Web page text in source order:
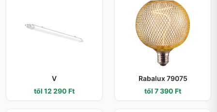
V
től 12 290 Ft
Rabalux 79075
től 7 390 Ft